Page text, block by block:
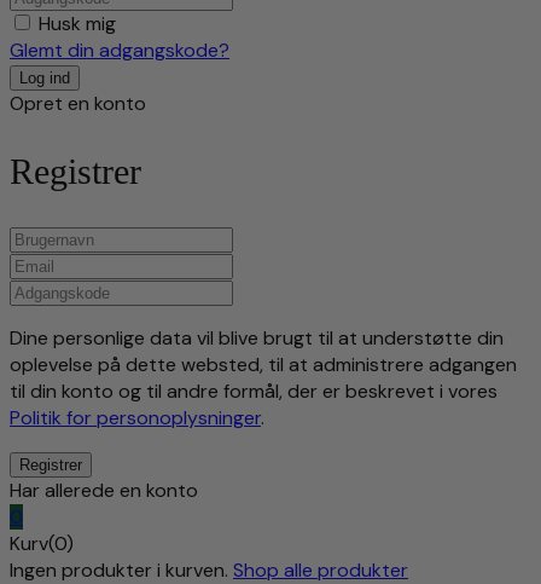
Husk mig
Glemt din adgangskode?
Opret en konto
Registrer
Dine personlige data vil blive brugt til at understøtte din
oplevelse på dette websted, til at administrere adgangen
til din konto og til andre formål, der er beskrevet i vores
Politik for personoplysninger.
Har allerede en konto
0
Kurv(0)
Ingen produkter i kurven. Shop alle produkter